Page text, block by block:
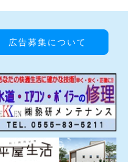
広告募集について